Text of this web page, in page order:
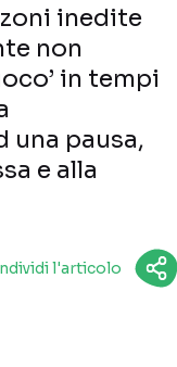
inedite
non
in tempi
una pausa,
e alla
l'articolo